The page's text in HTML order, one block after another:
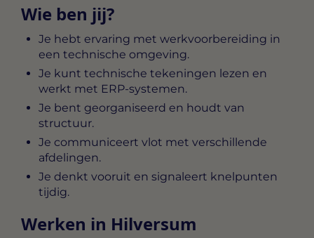
Wie ben jij?
Je hebt ervaring met werkvoorbereiding in
een technische omgeving.
Je kunt technische tekeningen lezen en
werkt met ERP-systemen.
Je bent georganiseerd en houdt van
structuur.
Je communiceert vlot met verschillende
afdelingen.
Je denkt vooruit en signaleert knelpunten
tijdig.
Werken in Hilversum